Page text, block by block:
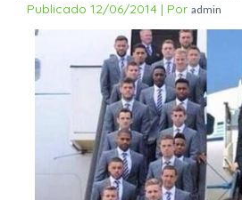
Publicado 12/06/2014 | Por admin